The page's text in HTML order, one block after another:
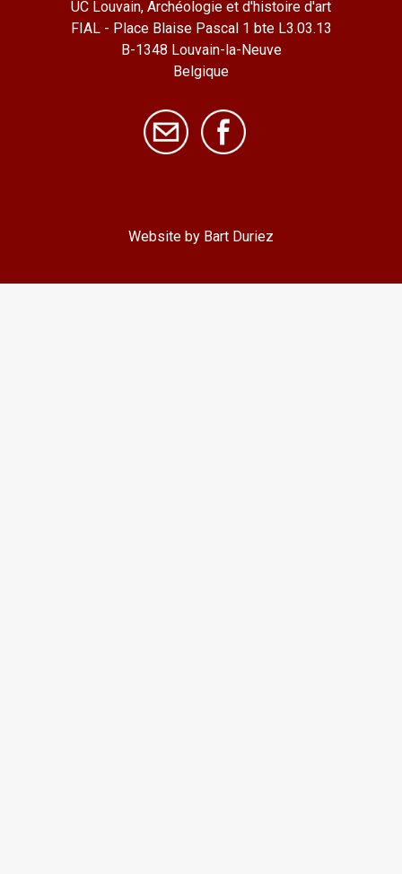
UC Louvain, Archéologie et d'histoire d'art
FIAL - Place Blaise Pascal 1 bte L3.03.13
B-1348 Louvain-la-Neuve
Belgique
Website by Bart Duriez